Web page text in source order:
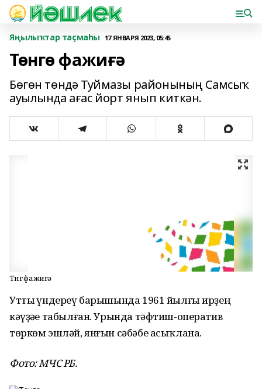
Яңылыҡтар таҫмаһы 17 ЯНВАРЯ 2023, 05:45
Төнгө фажиғә
Бөгөн төндә Туймазы районының Самсыҡ
ауылында ағас йорт янып киткән.
Төнгө фажиғә
Утты һүндереү барышында 1961 йылғы ирҙең
кәүҙәһе табылған. Урында тәфтиш-оператив
төркөм эшләй, янғын сәбәбе асыҡлана.
Фото: МЧС РБ.